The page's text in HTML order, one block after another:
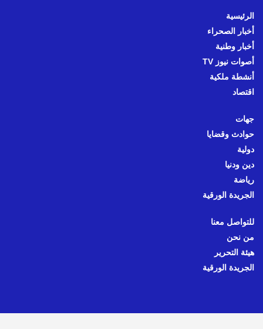
الرئيسية
أخبار الصحراء
أخبار وطنية
أصوات نيوز TV
أنشطة ملكية
اقتصاد
جهات
حوادث وقضايا
دولية
دين ودنيا
رياضة
الجريدة الورقية
للتواصل معنا
من نحن
هيئة التحرير
الجريدة الورقية